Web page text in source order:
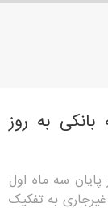
به روز
سه ماه اول
غیرجاری به تفکیک